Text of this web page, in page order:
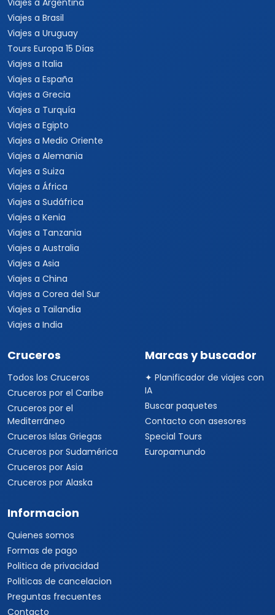
Viajes a Argentina
Viajes a Brasil
Viajes a Uruguay
Tours Europa 15 Días
Viajes a Italia
Viajes a España
Viajes a Grecia
Viajes a Turquía
Viajes a Egipto
Viajes a Medio Oriente
Viajes a Alemania
Viajes a Suiza
Viajes a África
Viajes a Sudáfrica
Viajes a Kenia
Viajes a Tanzania
Viajes a Australia
Viajes a Asia
Viajes a China
Viajes a Corea del Sur
Viajes a Tailandia
Viajes a India
Cruceros
Todos los Cruceros
Cruceros por el Caribe
Cruceros por el
Mediterráneo
Cruceros Islas Griegas
Cruceros por Sudamérica
Cruceros por Asia
Cruceros por Alaska
Marcas y buscador
✦ Planificador de viajes con
IA
Buscar paquetes
Contacto con asesores
Special Tours
Europamundo
Informacion
Quienes somos
Formas de pago
Politica de privacidad
Politicas de cancelacion
Preguntas frecuentes
Contacto